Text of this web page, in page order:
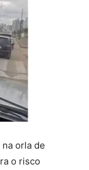
orla de
o risco